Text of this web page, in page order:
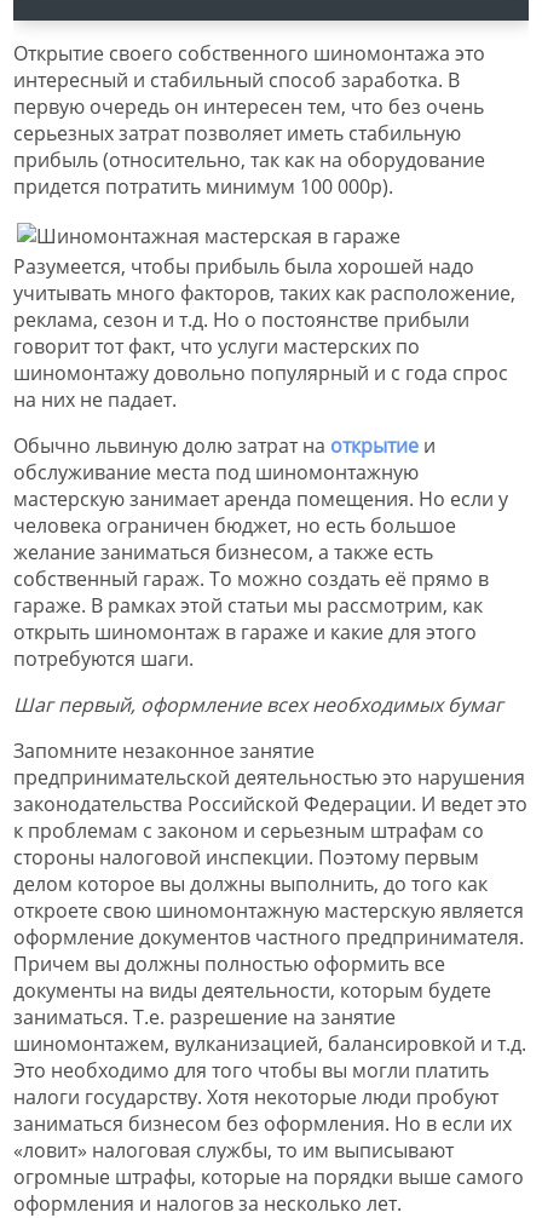
Открытие своего собственного шиномонтажа это
интересный и стабильный способ заработка. В
первую очередь он интересен тем, что без очень
серьезных затрат позволяет иметь стабильную
прибыль (относительно, так как на оборудование
придется потратить минимум 100 000р).
Разумеется, чтобы прибыль была хорошей надо
учитывать много факторов, таких как расположение,
реклама, сезон и т.д. Но о постоянстве прибыли
говорит тот факт, что услуги мастерских по
шиномонтажу довольно популярный и с года спрос
на них не падает.
Обычно львиную долю затрат на открытие и
обслуживание места под шиномонтажную
мастерскую занимает аренда помещения. Но если у
человека ограничен бюджет, но есть большое
желание заниматься бизнесом, а также есть
собственный гараж. То можно создать её прямо в
гараже. В рамках этой статьи мы рассмотрим, как
открыть шиномонтаж в гараже и какие для этого
потребуются шаги.
Шаг первый, оформление всех необходимых бумаг
Запомните незаконное занятие
предпринимательской деятельностью это нарушения
законодательства Российской Федерации. И ведет это
к проблемам с законом и серьезным штрафам со
стороны налоговой инспекции. Поэтому первым
делом которое вы должны выполнить, до того как
откроете свою шиномонтажную мастерскую является
оформление документов частного предпринимателя.
Причем вы должны полностью оформить все
документы на виды деятельности, которым будете
заниматься. Т.е. разрешение на занятие
шиномонтажем, вулканизацией, балансировкой и т.д.
Это необходимо для того чтобы вы могли платить
налоги государству. Хотя некоторые люди пробуют
заниматься бизнесом без оформления. Но в если их
«ловит» налоговая службы, то им выписывают
огромные штрафы, которые на порядки выше самого
оформления и налогов за несколько лет.